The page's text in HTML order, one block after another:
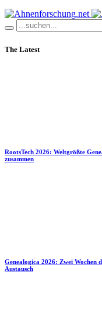
The Latest
RootsTech 2026: Weltgrößte
zusammen
Genealogica 2026: Zwei Wochen
Austausch